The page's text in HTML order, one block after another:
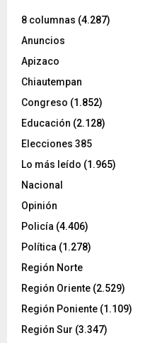
8 columnas (4.287)
Anuncios
Apizaco
Chiautempan
Congreso (1.852)
Educación (2.128)
Elecciones 385
Lo más leído (1.965)
Nacional
Opinión
Policía (4.406)
Política (1.278)
Región Norte
Región Oriente (2.529)
Región Poniente (1.109)
Región Sur (3.347)